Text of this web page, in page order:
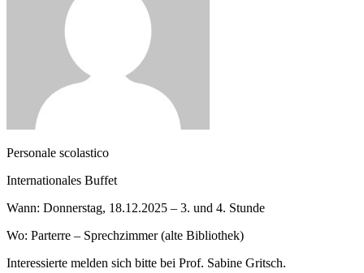
Personale scolastico
Internationales Buffet
Wann: Donnerstag, 18.12.2025 – 3. und 4. Stunde
Wo: Parterre – Sprechzimmer (alte Bibliothek)
Interessierte melden sich bitte bei Prof. Sabine Gritsch.